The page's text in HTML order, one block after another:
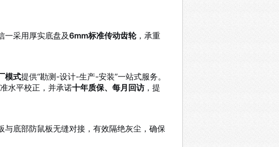
一采用厚实底盘及6mm标准传动齿轮，承重
模式提供“勘测-设计-生产-安装”一站式服务。
水平校正，并承诺十年质保、每月回访，提
与底部防鼠板无缝对接，有效隔绝灰尘，确保